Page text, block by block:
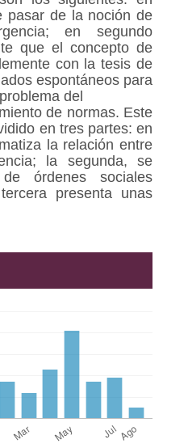
pasar de la noción de
en segundo
que el concepto de
con la tesis de
espontáneos para
del
de normas. Este
en tres partes: en
la relación entre
la segunda, se
órdenes sociales
presenta unas